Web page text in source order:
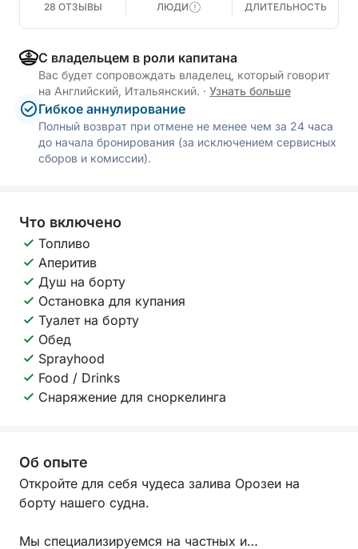
28 ОТЗЫВЫ ЛЮДИ ДЛИТЕЛЬНОСТЬ
С владельцем в роли капитана
Вас будет сопровождать владелец, который говорит
на Английский, Итальянский. · Узнать больше
Гибкое аннулирование
Полный возврат при отмене не менее чем за 24 часа
до начала бронирования (за исключением сервисных
сборов и комиссии).
Что включено
Топливо
Аперитив
Душ на борту
Остановка для купания
Туалет на борту
Обед
Sprayhood
Food / Drinks
Снаряжение для сноркелинга
Об опыте
Откройте для себя чудеса залива Орозеи на
борту нашего судна.
Мы специализируемся на частных и